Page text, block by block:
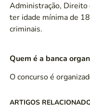
Administração, Direito
ter idade mínima de
criminais.
Quem é a banca
O concurso é
ARTIGOS